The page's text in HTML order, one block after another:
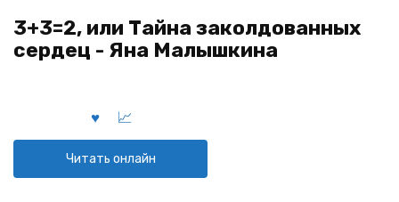
3+3=2, или Тайна заколдованных
сердец - Яна Малышкина
Читать онлайн